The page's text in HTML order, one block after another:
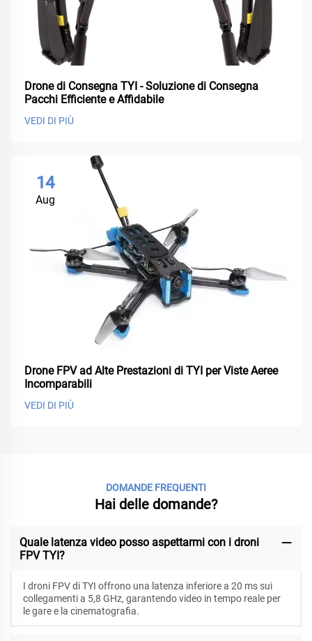
Drone di Consegna TYI - Soluzione di Consegna
Pacchi Efficiente e Affidabile
VEDI DI PIÙ
14
Aug
Drone FPV ad Alte Prestazioni di TYI per Viste Aeree
Incomparabili
VEDI DI PIÙ
DOMANDE FREQUENTI
Hai delle domande?
Quale latenza video posso aspettarmi con i droni
FPV TYI?
I droni FPV di TYI offrono una latenza inferiore a 20 ms sui
collegamenti a 5,8 GHz, garantendo video in tempo reale per
le gare e la cinematografia.